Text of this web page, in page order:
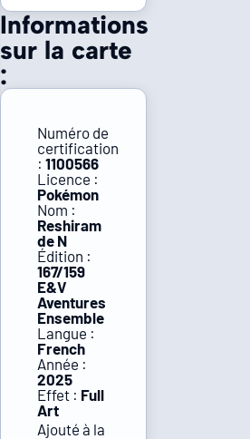
Informations
sur la carte
:
Numéro de
certification
: 1100566
Licence :
Pokémon
Nom :
Reshiram
de N
Édition :
167/159
E&V
Aventures
Ensemble
Langue :
French
Année :
2025
Effet : Full
Art
Ajouté à la